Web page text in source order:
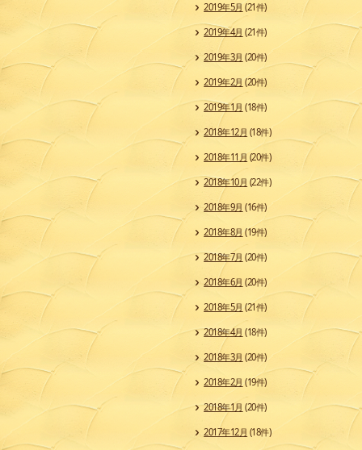
2019年5月 (21件)
2019年4月 (21件)
2019年3月 (20件)
2019年2月(20件)
2019年1月 (18件)
2018年12月 (18件)
2018年11月 (20件)
2018年10月 (22件)
2018年9月 (16件)
2018年8月(19件)
2018年7月 (20件)
2018年6月 (20件)
2018年5月 (21件)
2018年4月 (18件)
2018年3月 (20件)
2018年2月 (19件)
2018年1月 (20件)
2017年12月 (18件)